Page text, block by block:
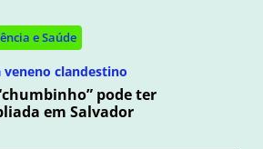
e Saúde
veneno clandestino
pode ter
em Salvador